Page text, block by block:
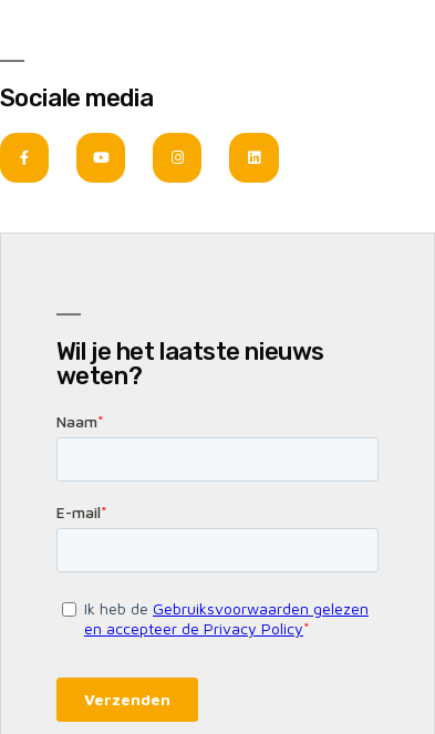
Sociale media
Wil je het laatste nieuws
weten?